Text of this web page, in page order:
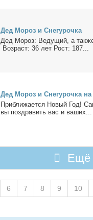
Дед Мо­роз и Сне­гу­роч­ка
Дед Мо­роз: Ве­ду­щий, а
Воз­раст: 36 лет Рост: 187...
Дед Мо­роз и Сне­гу­роч­ка
При­бли­жа­ет­ся Но­вый Год!
вы по­здра­вить вас и ва­ших...
Ещё
6 7 8 9 10